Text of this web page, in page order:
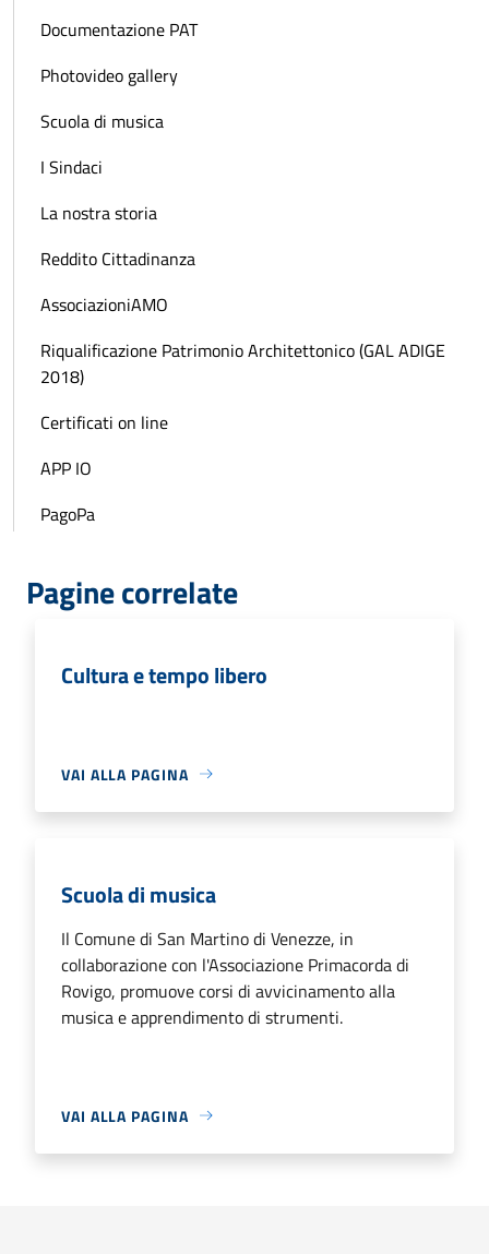
Documentazione PAT
Photovideo gallery
Scuola di musica
I Sindaci
La nostra storia
Reddito Cittadinanza
AssociazioniAMO
Riqualificazione Patrimonio Architettonico (GAL ADIGE
2018)
Certificati on line
APP IO
PagoPa
Pagine correlate
Cultura e tempo libero
VAI ALLA PAGINA
Scuola di musica
Il Comune di San Martino di Venezze, in
collaborazione con l'Associazione Primacorda di
Rovigo, promuove corsi di avvicinamento alla
musica e apprendimento di strumenti.
VAI ALLA PAGINA